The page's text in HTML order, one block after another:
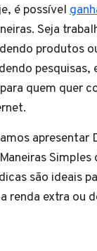
é possível
Seja
produtos
quem quer
apresentar
são ideais
renda extra ou